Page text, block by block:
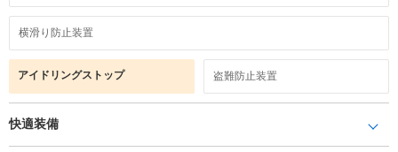
横滑り防止装置
アイドリングストップ 盗難防止装置
快適装備